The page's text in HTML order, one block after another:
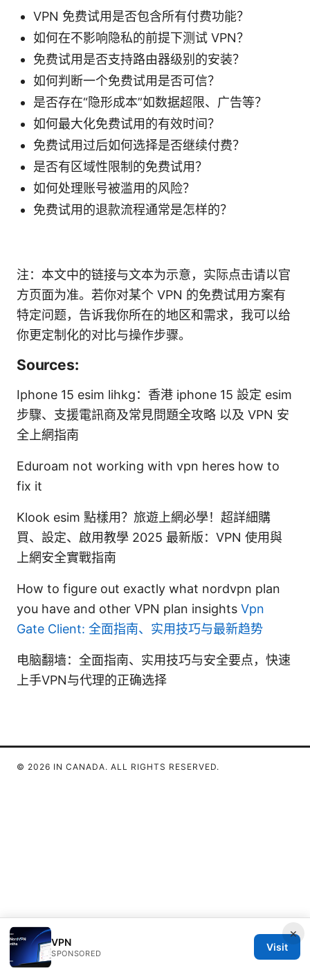
VPN 免费试用是否包含所有付费功能？
如何在不影响隐私的前提下测试 VPN？
免费试用是否支持路由器级别的安装？
如何判断一个免费试用是否可信？
是否存在“隐形成本”如数据超限、广告等？
如何最大化免费试用的有效时间？
免费试用过后如何选择是否继续付费？
是否有区域性限制的免费试用？
如何处理账号被滥用的风险？
免费试用的退款流程通常是怎样的？
注：本文中的链接与文本为示意，实际点击请以官
方页面为准。若你对某个 VPN 的免费试用方案有
特定问题，告诉我你所在的地区和需求，我可以给
你更定制化的对比与操作步骤。
Sources:
Iphone 15 esim lihkg：香港 iphone 15 設定 esim
步驟、支援電訊商及常見問題全攻略 以及 VPN 安
全上網指南
Eduroam not working with vpn heres how to
fix it
Klook esim 點樣用？旅遊上網必學！超詳細購
買、設定、啟用教學 2025 最新版：VPN 使用與
上網安全實戰指南
How to figure out exactly what nordvpn plan
you have and other VPN plan insights Vpn
Gate Client: 全面指南、实用技巧与最新趋势
电脑翻墙：全面指南、实用技巧与安全要点，快速
上手VPN与代理的正确选择
×
VPN
SPONSORED
Visit
© 2026 IN CANADA. ALL RIGHTS RESERVED.